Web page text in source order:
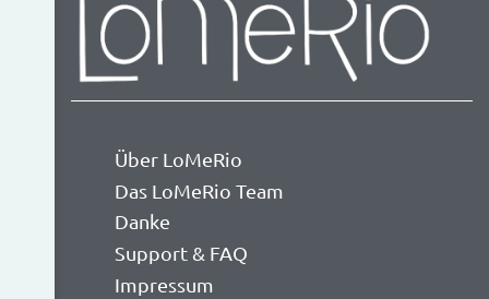
Über LoMeRio
Das LoMeRio Team
Danke
Support & FAQ
Impressum